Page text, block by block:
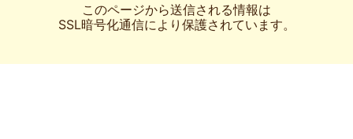
このページから送信される情報は
SSL暗号化通信により保護されています。